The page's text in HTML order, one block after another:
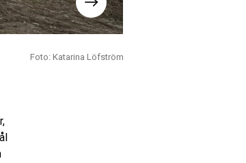
Foto: Katarina Löfström